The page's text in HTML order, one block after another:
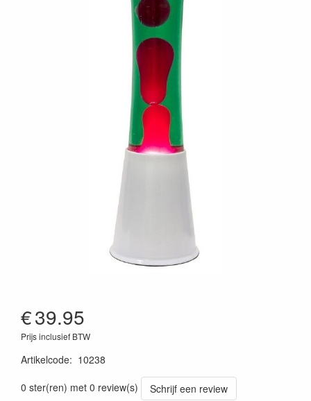
€39.95
Prijs inclusief BTW
Artikelcode: 10238
0 ster(ren) met 0 review(s)
Schrijf een review